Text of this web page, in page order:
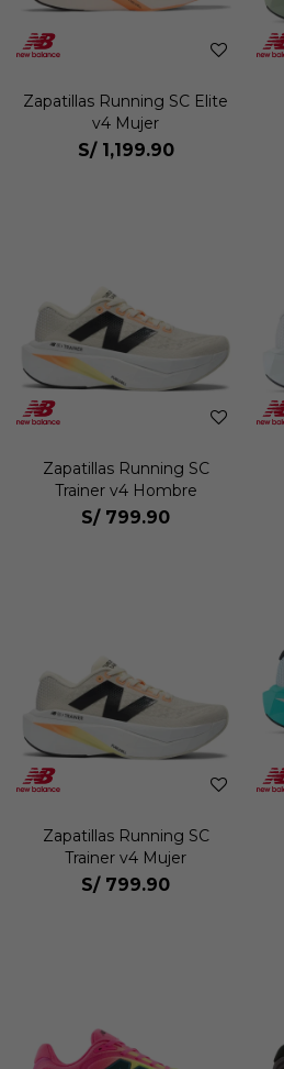
Zapatillas Running SC Elite
v4 Mujer
S/ 1,199.90
Zapatillas Running SC
Trainer v4 Hombre
S/ 799.90
Zapatillas Running SC
Trainer v4 Mujer
S/ 799.90